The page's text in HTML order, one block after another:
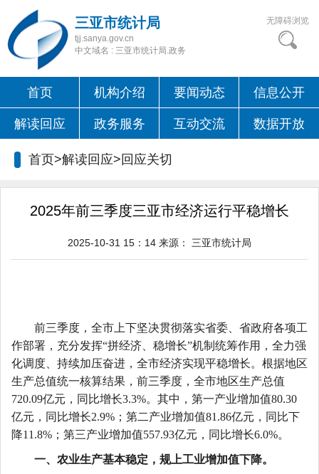
三亚市统计局
tjj.sanya.gov.cn
中文域名 : 三亚市统计局.政务
无障碍浏览
首页 机构介绍 要闻动态 信息公开
解读回应 政务服务 互动交流 数据开放
首页>解读回应> 回应关切
2025年前三季度三亚市经济运行平稳增长
2025-10-31 15：14 来源： 三亚市统计局
前三季度，全市上下坚决贯彻落实省委、省政府各项工
作部署，充分发挥“拼经济、稳增长”机制统筹作用，全力强
化调度、持续加压奋进，全市经济实现平稳增长。根据地区
生产总值统一核算结果，前三季度，全市地区生产总值
720.09亿元，同比增长3.3%。其中，第一产业增加值80.30
亿元，同比增长2.9%；第二产业增加值81.86亿元，同比下
降11.8%；第三产业增加值557.93亿元，同比增长6.0%。
一、农业生产基本稳定，规上工业增加值下降。